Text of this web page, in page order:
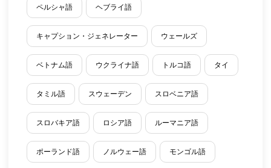
ペルシャ語 ヘブライ語
キャプション・ジェネレーター ウェールズ
ベトナム語 ウクライナ語 トルコ語 タイ
タミル語 スウェーデン スロベニア語
スロバキア語 ロシア語 ルーマニア語
ポーランド語 ノルウェー語 モンゴル語